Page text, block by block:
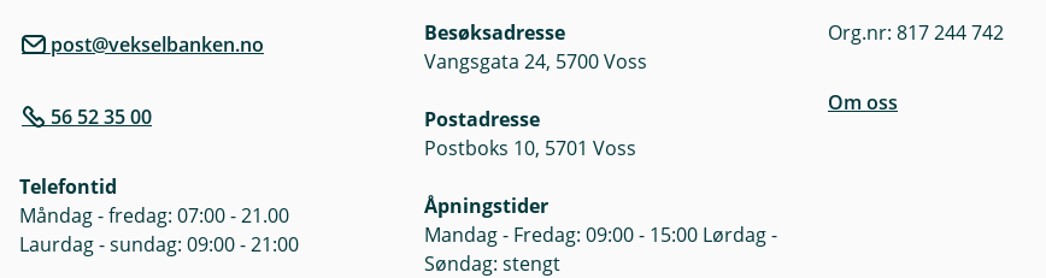
post@vekselbanken.no
56 52 35 00
Telefontid
Måndag - fredag: 07:00 - 21.00
Laurdag - sundag: 09:00 - 21:00
Besøksadresse
Vangsgata 24, 5700 Voss
Postadresse
Postboks 10, 5701 Voss
Åpningstider
Mandag - Fredag: 09:00 - 15:00 Lørdag -
Søndag: stengt
Org.nr: 817 244 742
Om oss